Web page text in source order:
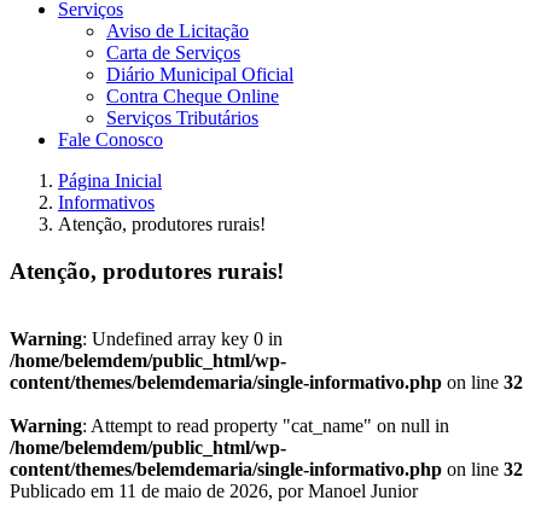
Serviços
Aviso de Licitação
Carta de Serviços
Diário Municipal Oficial
Contra Cheque Online
Serviços Tributários
Fale Conosco
Página Inicial
Informativos
Atenção, produtores rurais!
Atenção, produtores rurais!
Warning: Undefined array key 0 in
/home/belemdem/public_html/wp-
content/themes/belemdemaria/single-informativo.php on line 32
Warning: Attempt to read property "cat_name" on null in
/home/belemdem/public_html/wp-
content/themes/belemdemaria/single-informativo.php on line 32
Publicado em 11 de maio de 2026, porManoel Junior